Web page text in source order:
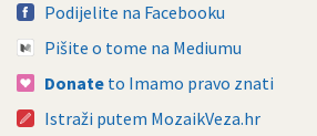
Podijelite na Facebooku
Pišite o tome na Mediumu
Donate to Imamo pravo znati
Istraži putem MozaikVeza.hr